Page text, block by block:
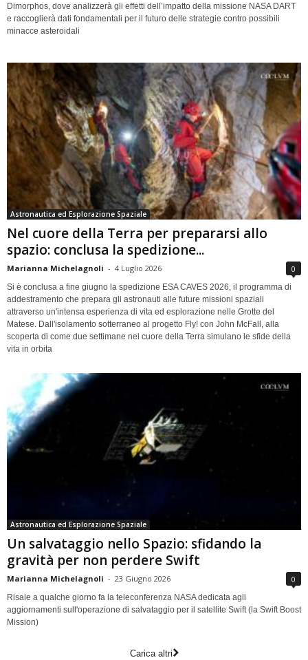
Dimorphos, dove analizzerà gli effetti dell’impatto della missione NASA DART
e raccoglierà dati fondamentali per il futuro delle strategie contro possibili
minacce asteroidali
Astronautica ed Esplorazione Spaziale
Nel cuore della Terra per prepararsi allo
spazio: conclusa la spedizione...
Marianna Michelagnoli - 4 Luglio 2026 0
Si è conclusa a fine giugno la spedizione ESA CAVES 2026, il programma di
addestramento che prepara gli astronauti alle future missioni spaziali
attraverso un'intensa esperienza di vita ed esplorazione nelle Grotte del
Matese. Dall'isolamento sotterraneo al progetto Fly! con John McFall, alla
scoperta di come due settimane nel cuore della Terra simulano le sfide della
vita in orbita
Astronautica ed Esplorazione Spaziale
Un salvataggio nello Spazio: sfidando la
gravità per non perdere Swift
Marianna Michelagnoli - 23 Giugno 2026 0
Risale a qualche giorno fa la teleconferenza NASA dedicata agli
aggiornamenti sull'operazione di salvataggio per il satellite Swift (la Swift Boost
Mission)
Carica altri